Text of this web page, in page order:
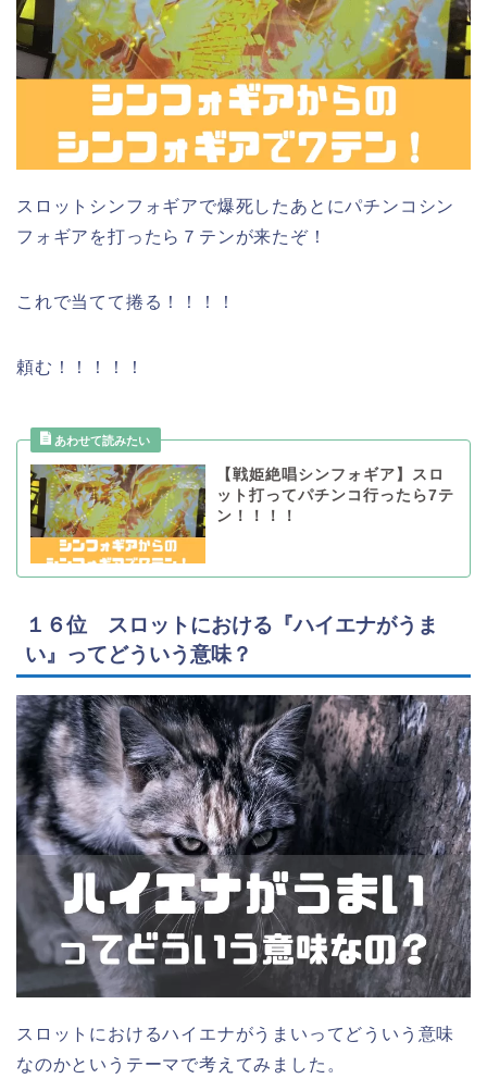
スロットシンフォギアで爆死したあとにパチンコシン
フォギアを打ったら７テンが来たぞ！
これで当てて捲る！！！！
頼む！！！！！
【戦姫絶唱シンフォギア】スロ
ット打ってパチンコ行ったら7テ
ン！！！！
１６位 スロットにおける『ハイエナがうま
い』ってどういう意味？
スロットにおけるハイエナがうまいってどういう意味
なのかというテーマで考えてみました。